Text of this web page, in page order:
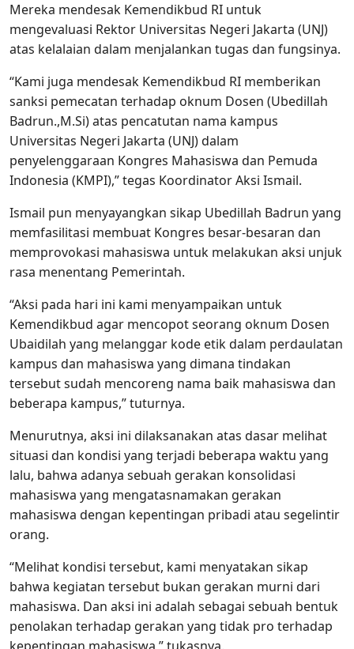
Mereka mendesak Kemendikbud RI untuk
mengevaluasi Rektor Universitas Negeri Jakarta (UNJ)
atas kelalaian dalam menjalankan tugas dan fungsinya.
“Kami juga mendesak Kemendikbud RI memberikan
sanksi pemecatan terhadap oknum Dosen (Ubedillah
Badrun.,M.Si) atas pencatutan nama kampus
Universitas Negeri Jakarta (UNJ) dalam
penyelenggaraan Kongres Mahasiswa dan Pemuda
Indonesia (KMPI),” tegas Koordinator Aksi Ismail.
Ismail pun menyayangkan sikap Ubedillah Badrun yang
memfasilitasi membuat Kongres besar-besaran dan
memprovokasi mahasiswa untuk melakukan aksi unjuk
rasa menentang Pemerintah.
“Aksi pada hari ini kami menyampaikan untuk
Kemendikbud agar mencopot seorang oknum Dosen
Ubaidilah yang melanggar kode etik dalam perdaulatan
kampus dan mahasiswa yang dimana tindakan
tersebut sudah mencoreng nama baik mahasiswa dan
beberapa kampus,” tuturnya.
Menurutnya, aksi ini dilaksanakan atas dasar melihat
situasi dan kondisi yang terjadi beberapa waktu yang
lalu, bahwa adanya sebuah gerakan konsolidasi
mahasiswa yang mengatasnamakan gerakan
mahasiswa dengan kepentingan pribadi atau segelintir
orang.
“Melihat kondisi tersebut, kami menyatakan sikap
bahwa kegiatan tersebut bukan gerakan murni dari
mahasiswa. Dan aksi ini adalah sebagai sebuah bentuk
penolakan terhadap gerakan yang tidak pro terhadap